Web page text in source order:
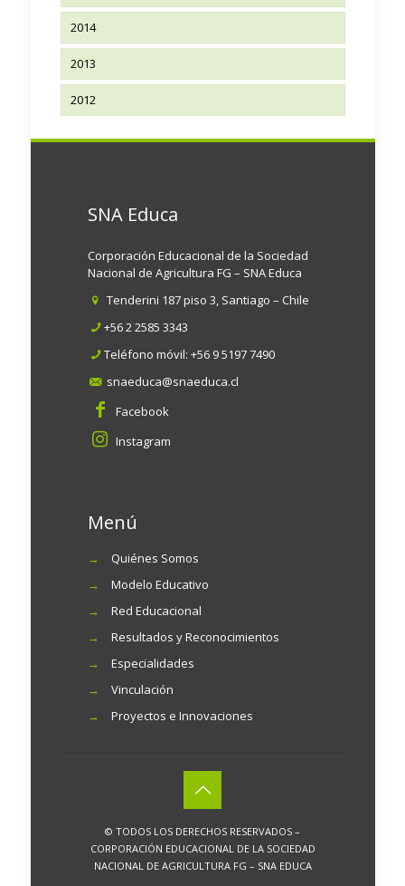
2014
2013
2012
SNA Educa
Corporación Educacional de la Sociedad
Nacional de Agricultura FG – SNA Educa
Tenderini 187 piso 3, Santiago – Chile
+56 2 2585 3343
Teléfono móvil: +56 9 5197 7490
snaeduca@snaeduca.cl
Facebook
Instagram
Menú
→
Quiénes Somos
→
Modelo Educativo
→
Red Educacional
→
Resultados y Reconocimientos
→
Especialidades
→
Vinculación
→
Proyectos e Innovaciones
© TODOS LOS DERECHOS RESERVADOS –
CORPORACIÓN EDUCACIONAL DE LA SOCIEDAD
NACIONAL DE AGRICULTURA FG – SNA EDUCA